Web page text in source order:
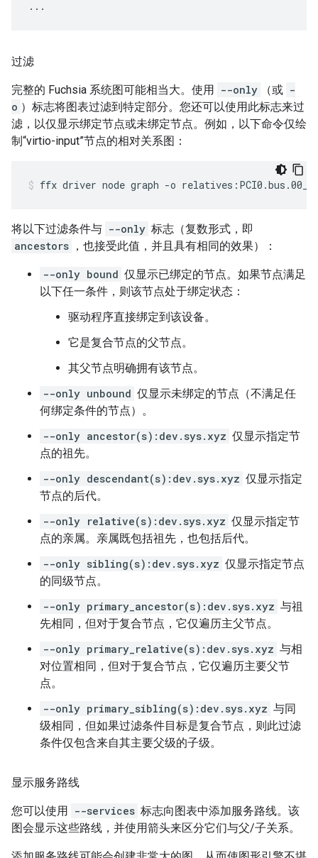
过滤
完整的 Fuchsia 系统图可能相当大。使用 --only （或 -
o ）标志将图表过滤到特定部分。您还可以使用此标志来过
滤，以仅显示绑定节点或未绑定节点。例如，以下命令仅绘
制“virtio-input”节点的相对关系图：
ffx driver node graph -o
将以下过滤条件与 --only 标志（复数形式，即
ancestors ，也接受此值，并且具有相同的效果）：
--only bound 仅显示已绑定的节点。如果节点满足
以下任一条件，则该节点处于绑定状态：
驱动程序直接绑定到该设备。
它是复合节点的父节点。
其父节点明确拥有该节点。
--only unbound 仅显示未绑定的节点（不满足任
何绑定条件的节点）。
--only ancestor(s):dev.sys.xyz 仅显示指定节
点的祖先。
--only descendant(s):dev.sys.xyz 仅显示指定
节点的后代。
--only relative(s):dev.sys.xyz 仅显示指定节
点的亲属。亲属既包括祖先，也包括后代。
--only sibling(s):dev.sys.xyz 仅显示指定节点
的同级节点。
--only primary_ancestor(s):dev.sys.xyz 与祖
先相同，但对于复合节点，它仅遍历主父节点。
--only primary_relative(s):dev.sys.xyz 与相
对位置相同，但对于复合节点，它仅遍历主要父节
点。
--only primary_sibling(s):dev.sys.xyz 与同
级相同，但如果过滤条件目标是复合节点，则此过滤
条件仅包含来自其主要父级的子级。
显示服务路线
您可以使用 --services 标志向图表中添加服务路线。该
图会显示这些路线，并使用箭头来区分它们与父/子关系。